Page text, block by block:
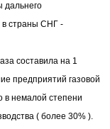
дальнего
в страны СНГ -
составила на 1
предприятий газовой
в немалой степени
( более 30% ).